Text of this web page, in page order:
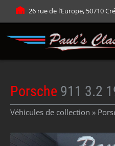
26 rue de l’Europe, 50710
Porsche 911 3.2
Véhicules de collection »
Panneau de gestion des cookies